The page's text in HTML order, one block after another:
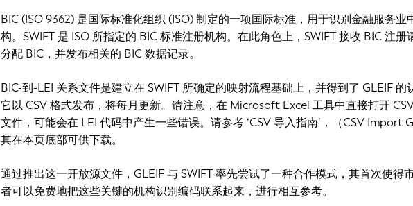
BIC (ISO 9362) 是国际标准化组织 (ISO) 制定的一项国际标准，用于识别金融服务业
构。SWIFT 是 ISO 所指定的 BIC 标准注册机构。在此角色上，SWIFT 接收 BIC 注册
分配 BIC，并发布相关的 BIC 数据记录。
BIC-到-LEI 关系文件是建立在 SWIFT 所确定的映射流程基础上，并得到了 GLEIF 的
它以 CSV 格式发布，将每月更新。请注意，在 Microsoft Excel 工具中直接打开
文件，可能会在 LEI 代码中产生一些错误。请参考 ‘CSV 导入指南’，（CSV Import
其在本页底部可供下载。
通过推出这一开放源文件，GLEIF 与 SWIFT 率先尝试了一种合作模式，其首次使得
者可以免费地把这些关键的机构识别编码联系起来，进行相互参考。